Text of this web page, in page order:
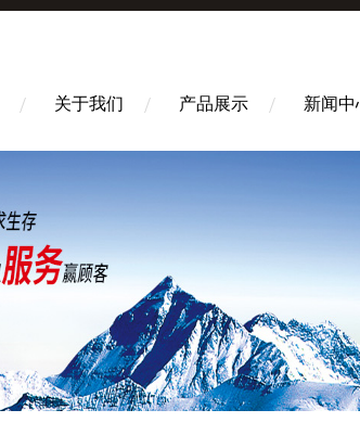
关于我们 产品展示 新闻中